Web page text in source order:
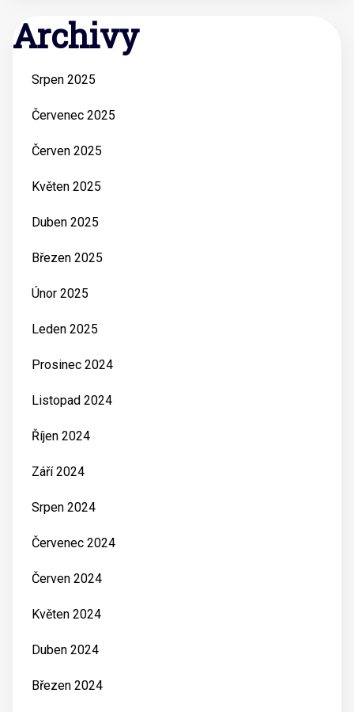
Archivy
Srpen 2025
Červenec 2025
Červen 2025
Květen 2025
Duben 2025
Březen 2025
Únor 2025
Leden 2025
Prosinec 2024
Listopad 2024
Říjen 2024
Září 2024
Srpen 2024
Červenec 2024
Červen 2024
Květen 2024
Duben 2024
Březen 2024